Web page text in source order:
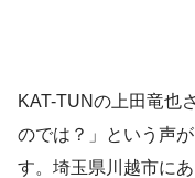
KAT-TUNの上田竜也
のでは？」という声
す。埼玉県川越市に